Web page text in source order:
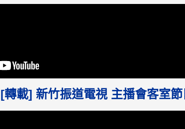
[轉載] 新竹振道電視 主播會客室